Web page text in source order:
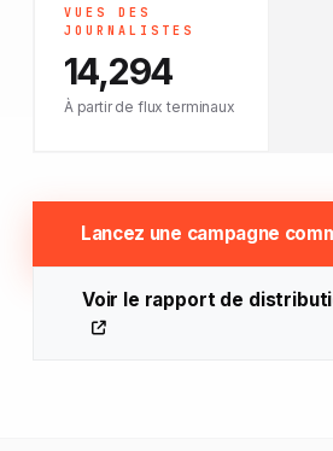
VUES DES
JOURNALISTES
14,294
À partir de flux terminaux
Lancez une campagne
Voir le rapport de